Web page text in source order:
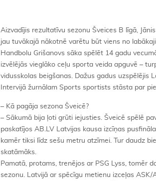
Aizvadījis rezultatīvu sezonu Šveices B līgā,
jau tuvākajā nākotnē varētu būt viens no
Handbolu Grišanovs sāka spēlēt 14 gadu
izvēlējās vieglāko ceļu sporta veida apguvē –
vidusskolas beigšanas. Dažus gadus uzspēlējis
Intervijā žurnālam Sports sportists stāsta par
– Kā pagāja sezona Šveicē?
– Sākumā bija ļoti grūti iejusties. Šveicē spēlē
paskatījos AB.LV Latvijas kausa izcīņas
kamēr tiksi līdz sešu metru atzīmei. Tur daudz
skatāmāks.
Pamatā, protams, trenējos ar PSG Lyss, tomēr
sezonu. Latvijā ar spēcīgu metienu izceļas